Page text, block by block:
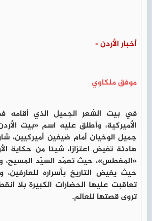
أخبار الأردن -
موفق ملكاوي
في بيت الشعر الجميل الذي أقامه
الأميركية، وأطلق عليه اسم «بيت
جميل الوخيان أمام ضيفين أميركيين،
هادئة تفيض اعتزازا، شيئا من حكاية
«المغطس»، حيث تعمّد السيّد المسيح،
حيث يفيض التاريخ بأسراره
تعاقبت عليها الحضارات الكبيرة بلا
تروى قصتها للعالم.